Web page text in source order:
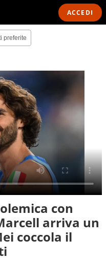
ACCEDI
preferite
con
arriva un
coccola il